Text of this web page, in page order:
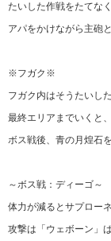
たいした作戦をたてな
アパをかけながら主砲
※フガク※
フガク内はそうたいし
最終エリアまでいくと、
ボス戦後、青の月煌石
～ボス戦：ディーゴ～
体力が減るとサプロー
攻撃は「ウェボーン」